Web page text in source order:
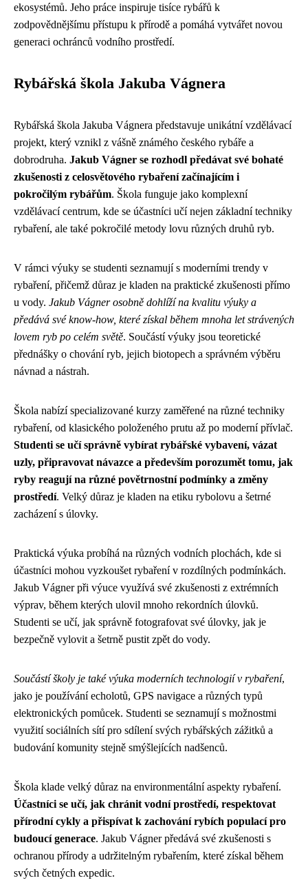
ekosystémů. Jeho práce inspiruje tisíce rybářů k
zodpovědnějšímu přístupu k přírodě a pomáhá vytvářet novou
generaci ochránců vodního prostředí.
Rybářská škola Jakuba Vágnera
Rybářská škola Jakuba Vágnera představuje unikátní vzdělávací
projekt, který vznikl z vášně známého českého rybáře a
dobrodruha. Jakub Vágner se rozhodl předávat své bohaté
zkušenosti z celosvětového rybaření začínajícím i
pokročilým rybářům. Škola funguje jako komplexní
vzdělávací centrum, kde se účastníci učí nejen základní techniky
rybaření, ale také pokročilé metody lovu různých druhů ryb.
V rámci výuky se studenti seznamují s moderními trendy v
rybaření, přičemž důraz je kladen na praktické zkušenosti přímo
u vody. Jakub Vágner osobně dohlíží na kvalitu výuky a
předává své know-how, které získal během mnoha let strávených
lovem ryb po celém světě. Součástí výuky jsou teoretické
přednášky o chování ryb, jejich biotopech a správném výběru
návnad a nástrah.
Škola nabízí specializované kurzy zaměřené na různé techniky
rybaření, od klasického položeného prutu až po moderní přívlač.
Studenti se učí správně vybírat rybářské vybavení, vázat
uzly, připravovat návazce a především porozumět tomu, jak
ryby reagují na různé povětrnostní podmínky a změny
prostředí. Velký důraz je kladen na etiku rybolovu a šetrné
zacházení s úlovky.
Praktická výuka probíhá na různých vodních plochách, kde si
účastníci mohou vyzkoušet rybaření v rozdílných podmínkách.
Jakub Vágner při výuce využívá své zkušenosti z extrémních
výprav, během kterých ulovil mnoho rekordních úlovků.
Studenti se učí, jak správně fotografovat své úlovky, jak je
bezpečně vylovit a šetrně pustit zpět do vody.
Součástí školy je také výuka moderních technologií v rybaření,
jako je používání echolotů, GPS navigace a různých typů
elektronických pomůcek. Studenti se seznamují s možnostmi
využití sociálních sítí pro sdílení svých rybářských zážitků a
budování komunity stejně smýšlejících nadšenců.
Škola klade velký důraz na environmentální aspekty rybaření.
Účastníci se učí, jak chránit vodní prostředí, respektovat
přírodní cykly a přispívat k zachování rybích populací pro
budoucí generace. Jakub Vágner předává své zkušenosti s
ochranou přírody a udržitelným rybařením, které získal během
svých četných expedic.